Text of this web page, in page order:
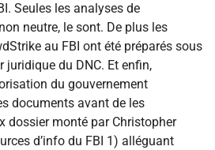
Seules les analyses de
neutre, le sont. De plus les
au FBI ont été préparés sous
du DNC. Et enfin,
du gouvernement
documents avant de les
dossier monté par Christopher
d’info du FBI 1) alléguant